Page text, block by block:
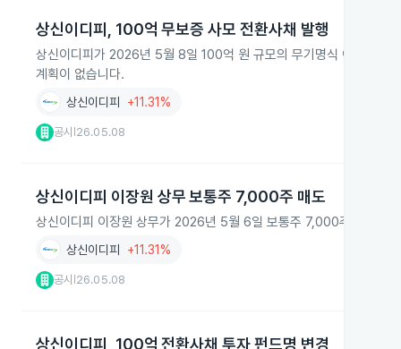
상신이디피, 100억 무보증 사모 전환사채 발행
상신이디피가 2026년 5월 8일 100억 원 규모의 무기명식 이권부 무
계획이 없습니다.
상신이디피 +11.31%
공시 26.05.08
상신이디피 이장원 상무 보통주 7,000주 매도
상신이디피 이장원 상무가 2026년 5월 6일 보통주 7,000주를 주당
상신이디피 +11.31%
공시 26.05.08
상신이디피, 100억 전환사채 투자 펀드명 변경